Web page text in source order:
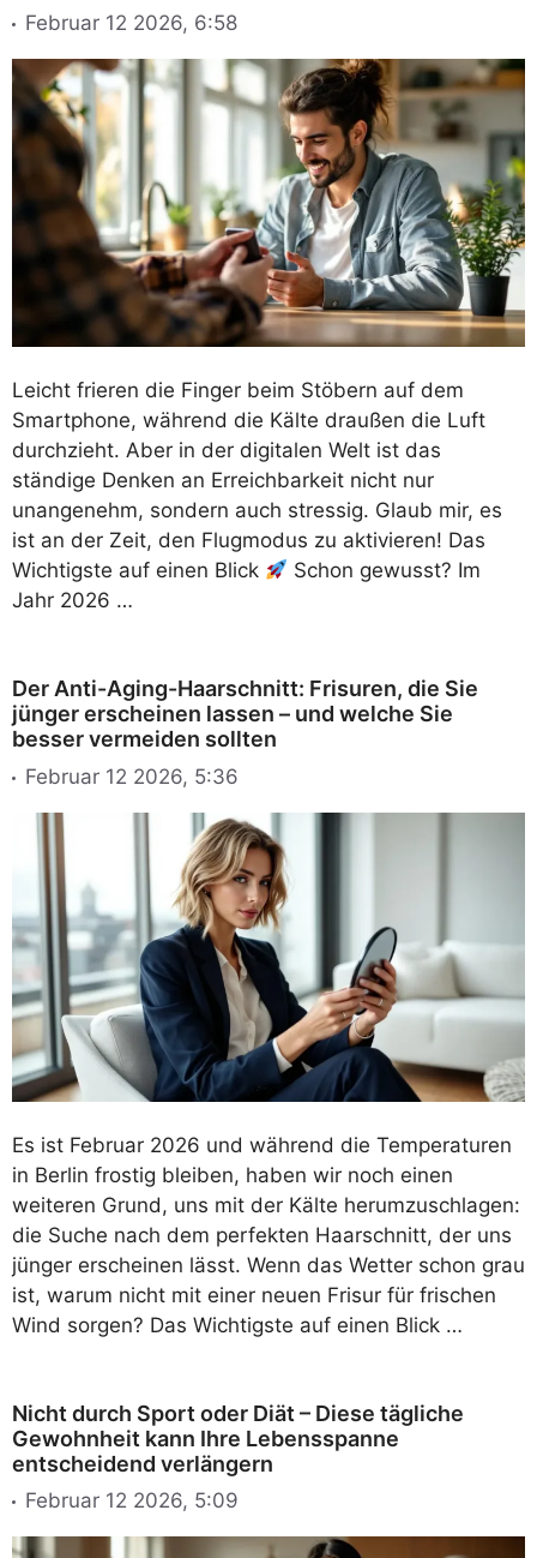
Februar 12 2026, 6:58
Leicht frieren die Finger beim Stöbern auf dem
Smartphone, während die Kälte draußen die Luft
durchzieht. Aber in der digitalen Welt ist das
ständige Denken an Erreichbarkeit nicht nur
unangenehm, sondern auch stressig. Glaub mir, es
ist an der Zeit, den Flugmodus zu aktivieren! Das
Wichtigste auf einen Blick
Schon gewusst? Im
Jahr 2026 …
Der Anti-Aging-Haarschnitt: Frisuren, die Sie
jünger erscheinen lassen – und welche Sie
besser vermeiden sollten
Februar 12 2026, 5:36
Es ist Februar 2026 und während die Temperaturen
in Berlin frostig bleiben, haben wir noch einen
weiteren Grund, uns mit der Kälte herumzuschlagen:
die Suche nach dem perfekten Haarschnitt, der uns
jünger erscheinen lässt. Wenn das Wetter schon grau
ist, warum nicht mit einer neuen Frisur für frischen
Wind sorgen? Das Wichtigste auf einen Blick …
Nicht durch Sport oder Diät – Diese tägliche
Gewohnheit kann Ihre Lebensspanne
entscheidend verlängern
Februar 12 2026, 5:09